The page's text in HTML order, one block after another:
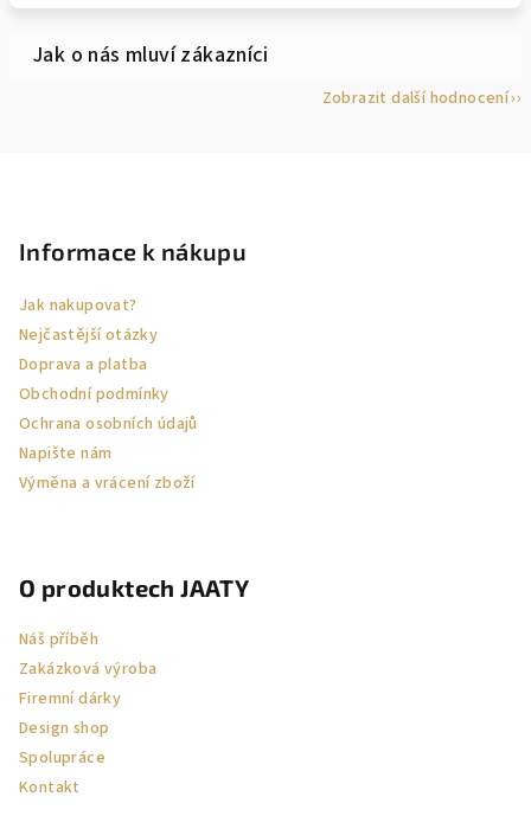
Zobrazit další hodnocení
Informace k nákupu
Jak nakupovat?
Nejčastější otázky
Doprava a platba
Obchodní podmínky
Ochrana osobních údajů
Napište nám
Výměna a vrácení zboží
O produktech JAATY
Náš příběh
Zakázková výroba
Firemní dárky
Design shop
Spolupráce
Kontakt